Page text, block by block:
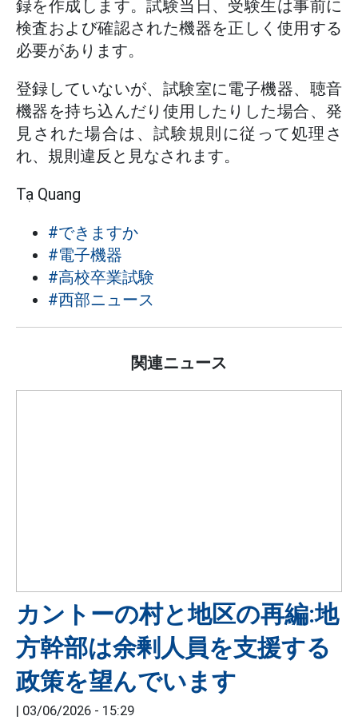
録を作成します。試験当日、受験生は事前に
検査および確認された機器を正しく使用する
必要があります。
登録していないが、試験室に電子機器、聴音
機器を持ち込んだり使用したりした場合、発
見された場合は、試験規則に従って処理さ
れ、規則違反と見なされます。
Tạ Quang
#できますか
#電子機器
#高校卒業試験
#西部ニュース
関連ニュース
カントーの村と地区の再編:地
方幹部は余剰人員を支援する
政策を望んでいます
03/06/2026 - 15:29